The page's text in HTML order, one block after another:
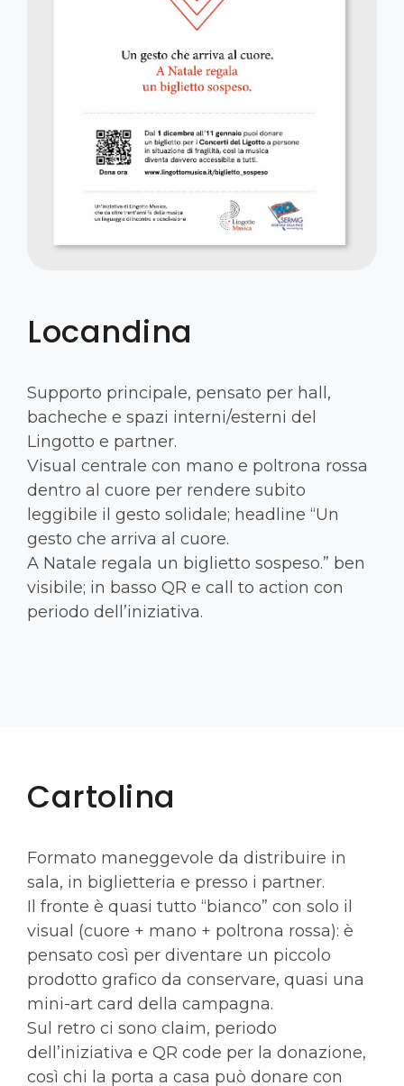
Locandina
Supporto principale, pensato per hall,
bacheche e spazi interni/esterni del
Lingotto e partner.
Visual centrale con mano e poltrona rossa
dentro al cuore per rendere subito
leggibile il gesto solidale; headline “Un
gesto che arriva al cuore.
A Natale regala un biglietto sospeso.” ben
visibile; in basso QR e call to action con
periodo dell’iniziativa.
Cartolina
Formato maneggevole da distribuire in
sala, in biglietteria e presso i partner.
Il fronte è quasi tutto “bianco” con solo il
visual (cuore + mano + poltrona rossa): è
pensato così per diventare un piccolo
prodotto grafico da conservare, quasi una
mini-art card della campagna.
Sul retro ci sono claim, periodo
dell’iniziativa e QR code per la donazione,
così chi la porta a casa può donare con